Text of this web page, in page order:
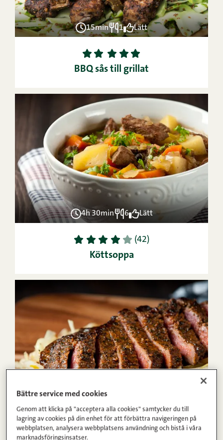
15min 1 Lätt
1 2 3 4
5
BBQ sås till grillat
4h 30min 6 Lätt
1 2 3 4 5 (42)
Köttsoppa
1 2 3 4 5 (93)
Bättre service med cookies
Genom att klicka på "acceptera alla cookies" samtycker du till
lagring av cookies på din enhet för att förbättra navigeringen på
webbplatsen, analysera webbplatsens användning och bistå i våra
marknadsföringsinsatser.